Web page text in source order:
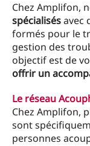
Chez Amplifon,
spécialisésavec
formés pour le
gestion des
objectif est de
offrir un
Le réseau
Chez Amplifon,
sont
personnes